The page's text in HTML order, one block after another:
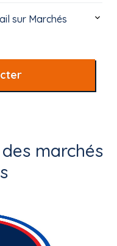
sur Marchés
des marchés